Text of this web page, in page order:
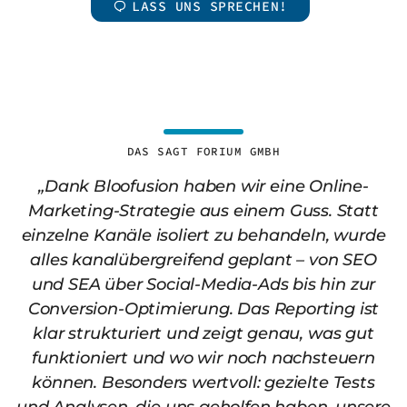
LASS UNS SPRECHEN!
DAS SAGT FORIUM GMBH
„Dank Bloofusion haben wir eine Online-
Marketing-Strategie aus einem Guss. Statt
einzelne Kanäle isoliert zu behandeln, wurde
alles kanalübergreifend geplant – von SEO
und SEA über Social-Media-Ads bis hin zur
Conversion-Optimierung. Das Reporting ist
klar strukturiert und zeigt genau, was gut
funktioniert und wo wir noch nachsteuern
können. Besonders wertvoll: gezielte Tests